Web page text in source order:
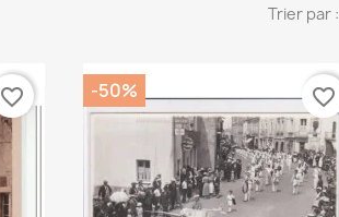
Trier par :
favorite_border -50% favorite_border